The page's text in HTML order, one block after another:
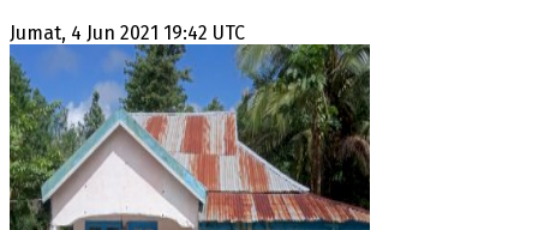
Jumat, 4 Jun 2021 19:42 UTC